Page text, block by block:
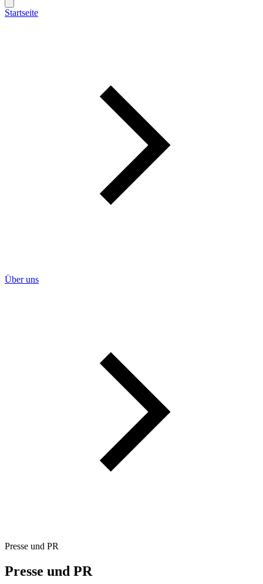
Startseite
Über uns
Presse und PR
Presse und PR